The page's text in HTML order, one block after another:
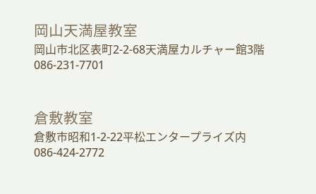
岡山天満屋教室
岡山市北区表町2-2-68天満屋カルチャー館3階
086-231-7701
倉敷教室
倉敷市昭和1-2-22平松エンタープライズ内
086-424-2772